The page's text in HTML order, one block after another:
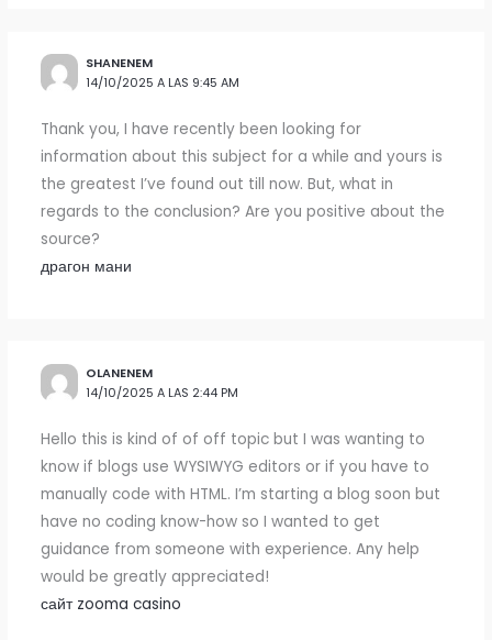
SHANENEM
14/10/2025 A LAS 9:45 AM
Thank you, I have recently been looking for
information about this subject for a while and yours is
the greatest I’ve found out till now. But, what in
regards to the conclusion? Are you positive about the
source?
драгон мани
OLANENEM
14/10/2025 A LAS 2:44 PM
Hello this is kind of of off topic but I was wanting to
know if blogs use WYSIWYG editors or if you have to
manually code with HTML. I’m starting a blog soon but
have no coding know-how so I wanted to get
guidance from someone with experience. Any help
would be greatly appreciated!
сайт zooma casino